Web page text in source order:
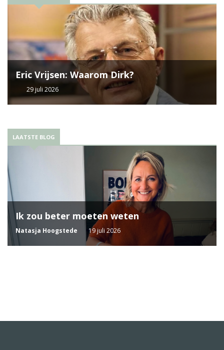
Eric Vrijsen: Waarom Dirk?
29 juli 2026
LAATSTE BLOG
Ik zou beter moeten weten
Natasja Hoogstede 19 juli 2026